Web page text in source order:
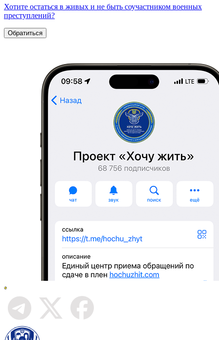
Хотите остаться в живых и не быть соучастником военных
преступлений?
Обратиться